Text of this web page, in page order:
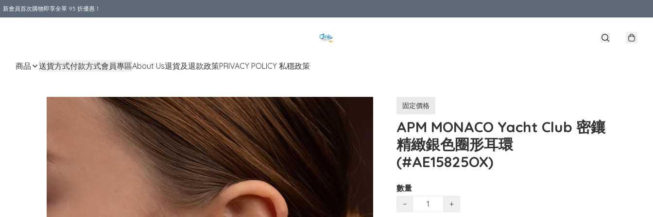
新會員首次購物即享全單 95 折優惠！
商品 送貨方式付款方式會員專區About Us退貨及退款政策PRIVACY POLICY 私穩政策
固定價格
APM MONACO Yacht Club 密鑲
精緻銀色圈形耳環
(#AE15825OX)
數量
−
+